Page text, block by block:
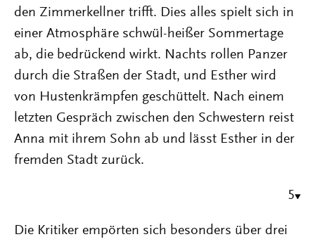
den Zimmerkellner trifft. Dies alles spielt sich in
einer Atmosphäre schwül-heißer Sommertage
ab, die bedrückend wirkt. Nachts rollen Panzer
durch die Straßen der Stadt, und Esther wird
von Hustenkrämpfen geschüttelt. Nach einem
letzten Gespräch zwischen den Schwestern reist
Anna mit ihrem Sohn ab und lässt Esther in der
fremden Stadt zurück.
5
Die Kritiker empörten sich besonders über drei